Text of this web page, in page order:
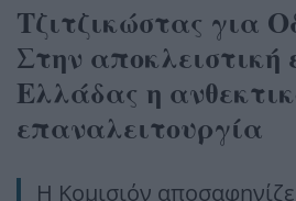
Τζιτζικώστας για
Στην αποκλειστική
Ελλάδας η
επαναλειτουργία
Η Κομισιόν